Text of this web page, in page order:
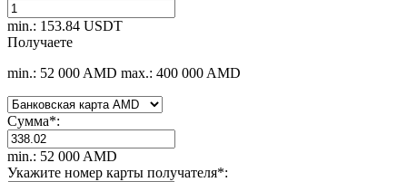
min.: 153.84 USDT
Получаете
min.: 52 000 AMD max.: 400 000 AMD
Сумма*:
min.: 52 000 AMD
Укажите номер карты получателя*: